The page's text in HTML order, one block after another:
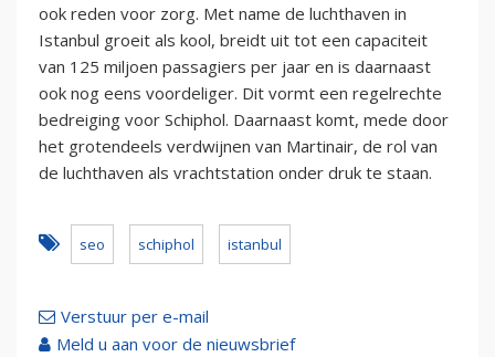
ook reden voor zorg. Met name de luchthaven in
Istanbul groeit als kool, breidt uit tot een capaciteit
van 125 miljoen passagiers per jaar en is daarnaast
ook nog eens voordeliger. Dit vormt een regelrechte
bedreiging voor Schiphol. Daarnaast komt, mede door
het grotendeels verdwijnen van Martinair, de rol van
de luchthaven als vrachtstation onder druk te staan.
seo schiphol istanbul
Verstuur per e-mail
Meld u aan voor de nieuwsbrief